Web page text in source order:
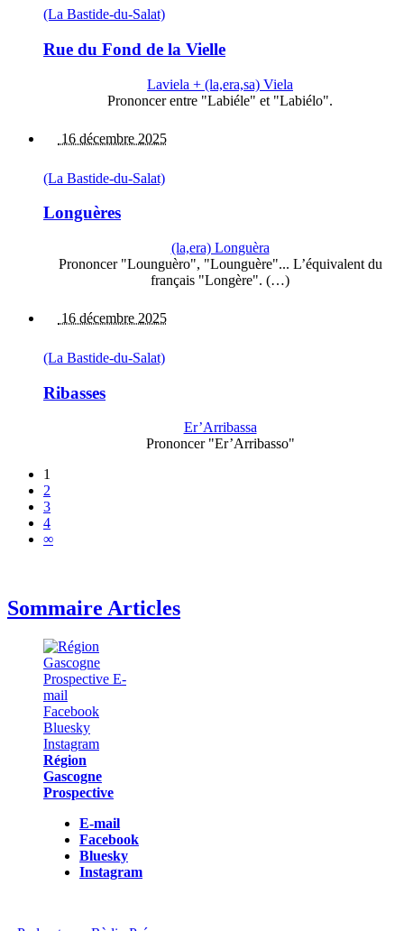
(La Bastide-du-Salat)
Rue du Fond de la Vielle
Laviela + (la,era,sa) Viela
Prononcer entre "Labiéle" et "Labiélo".
16 décembre 2025
(La Bastide-du-Salat)
Longuères
(la,era) Longuèra
Prononcer "Lounguèro", "Lounguère"... L’équivalent du
français "Longère". (…)
16 décembre 2025
(La Bastide-du-Salat)
Ribasses
Er’Arribassa
Prononcer "Er’Arribasso"
1
2
3
4
∞
Sommaire Articles
Région
Gascogne
Prospective
E-mail
Facebook
Bluesky
Instagram